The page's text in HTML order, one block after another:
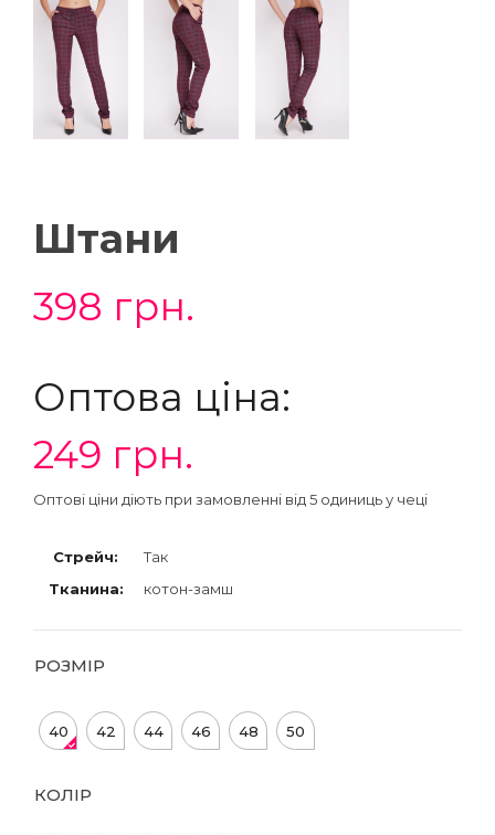
Штани
398 грн.
Оптова ціна:
249 грн.
Оптові ціни діють при замовленні від 5 одиниць у чеці
Стрейч:
Так
Тканина:
котон-замш
РОЗМІР
40 42 44 46 48 50
КОЛІР